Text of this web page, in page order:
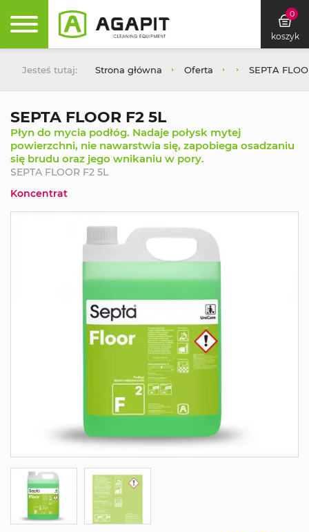
0
koszyk
Jesteś tutaj: Strona główna Oferta SEPTA
SEPTA FLOOR F2 5L
Płyn do mycia podłóg. Nadaje połysk mytej
powierzchni, nie nawarstwia się, zapobiega osadzaniu
się brudu oraz jego wnikaniu w pory.
SEPTA FLOOR F2 5L
Koncentrat